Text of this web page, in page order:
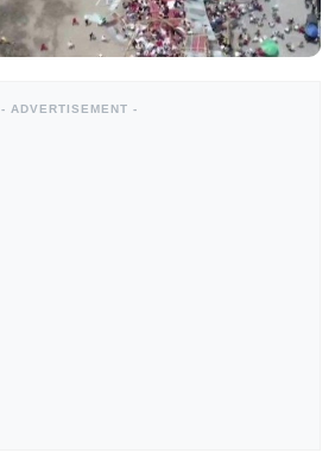
- ADVERTISEMENT -